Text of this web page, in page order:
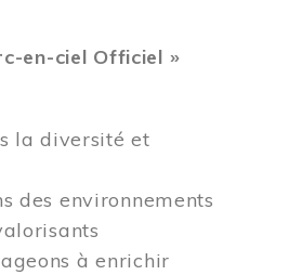
en-ciel Officiel »
la diversité et
des environnements
à enrichir